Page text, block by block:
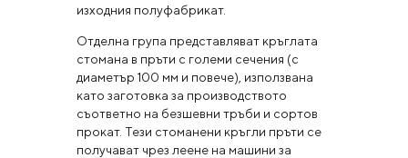
изходния полуфабрикат.
Отделна група представляват кръглата
стомана в пръти с големи сечения (с
диаметър 100 мм и повече), използвана
като заготовка за производството
съответно на безшевни тръби и сортов
прокат. Тези стоманени кръгли пръти се
получават чрез леене на машини за